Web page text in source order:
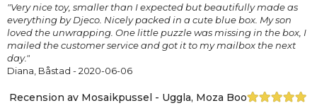
"Very nice toy, smaller than I expected but beautifully made as
everything by Djeco. Nicely packed in a cute blue box. My son
loved the unwrapping. One little puzzle was missing in the box, I
mailed the customer service and got it to my mailbox the next
day."
Diana, Båstad - 2020-06-06
Recension av Mosaikpussel - Uggla, Moza Boo